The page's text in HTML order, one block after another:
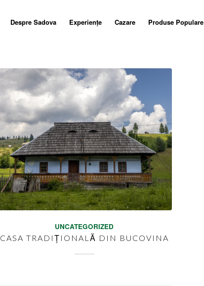
Despre Sadova Experiențe Cazare Produse Populare
UNCATEGORIZED
CASA TRADIȚIONALĂ DIN BUCOVINA